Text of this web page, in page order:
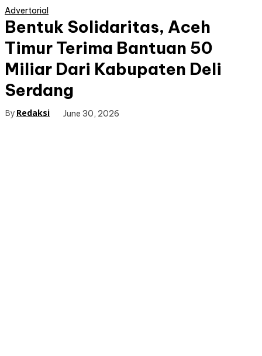
Advertorial
Bentuk Solidaritas, Aceh
Timur Terima Bantuan 50
Miliar Dari Kabupaten Deli
Serdang
By Redaksi June 30, 2026